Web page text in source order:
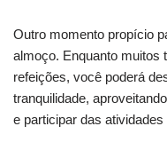
Outro momento propício
almoço. Enquanto muitos
refeições, você poderá
tranquilidade,
e participar das